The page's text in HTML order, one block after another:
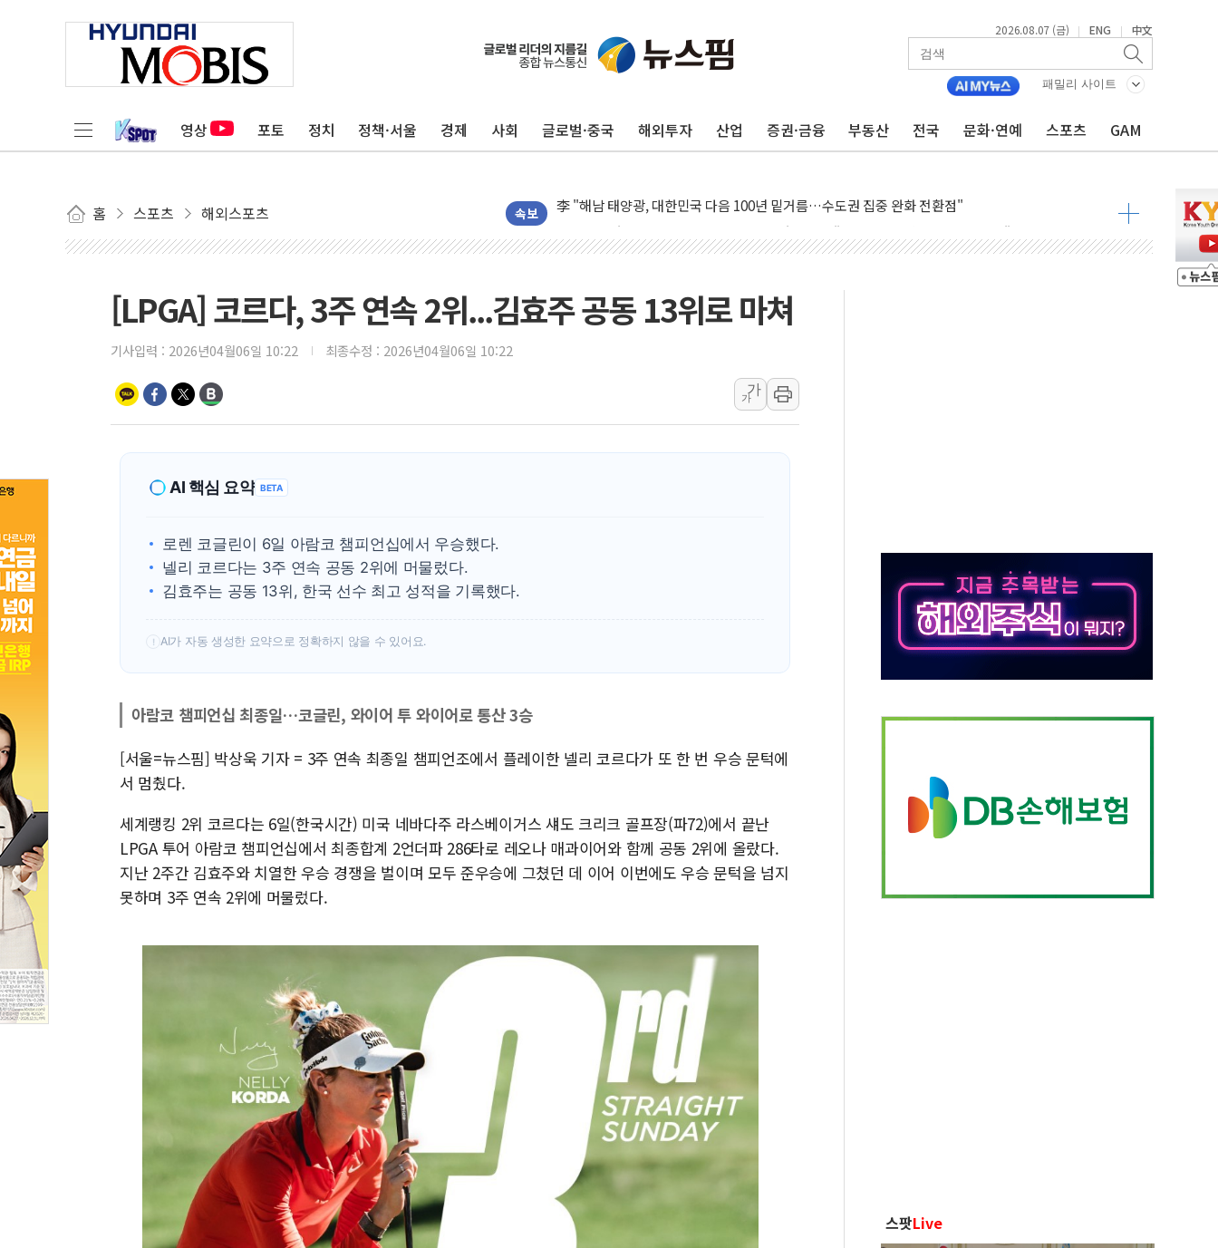
2026.08.07 (금) | ENG | 中文
패밀리 사이트
영상 포토 정치 정책·서울 경제 사회 글로벌·중국 해외투자 산업 증권·금융 부동산 전국 문화·연예 스포츠 GAM
홈 스포츠 해외스포츠 속보
뉴욕증시 개장 전 특징주...아틀라시안·클라우드플레어·태양광주↑ VS 트레이드데스크·웬디스↓
트럼프 "금리 내려야"…파월 때와 달리 워시엔 톤 낮춰
특정 정치인 측근 포항시 정책특보 내정설...포항시 '시끌'
李 대통령, '6시간 마라톤 부동산 2차 회의' 주재… "전폭적 공급 확대·속도전 총력"
트럼프, 中 겨냥 폴리실리콘 관세 15% 부과…美 태양광주 급등
이란와이어 "이란 최고지도자 위독…곧 사망해도 놀랍지 않아"
남동발전, 해남군에 국내 최대 규모 400MW 태양광 착공…여의도 1.6배 규모
황희 '폐버스 청년주택' SNS 글 역풍에 "정부정책 아냐" 해명
폭염 누그러지고 가뭄 숙지나...경북동해안권 8~9일 최대 100mm 호우
사우디·튀르키예·파키스탄, '공동방위협정' 체결… 수니파 국가들의 새 안보 협력 구도
신길동 신축도 3.3㎡당 7250만원…써밋 클라비온 59㎡ 18억원대
[베트남 증시] 유동성 부진 지속, 강보합 마감...석유·가스주 올랐지만 빈그룹이 상쇄
'찜통더위'에 전력수요 역대 최고치 경신…한낮 총수요 104.3GW 기록
[LPGA] 코르다, 3주 연속 2위...김효주 공동 13위로 마쳐
기사입력 : 2026년04월06일 10:22 최종수정 : 2026년04월06일 10:22
가
가
AI 핵심 요약 BETA
로렌 코글린이 6일 아람코 챔피언십에서 우승했다.
넬리 코르다는 3주 연속 공동 2위에 머물렀다.
김효주는 공동 13위, 한국 선수 최고 성적을 기록했다.
! AI가 자동 생성한 요약으로 정확하지 않을 수 있어요.
아람코 챔피언십 최종일…코글린, 와이어 투 와이어로 통산 3승
[서울=뉴스핌] 박상욱 기자 = 3주 연속 최종일 챔피언조에서 플레이한 넬리 코르다가 또 한 번 우승 문턱에
서 멈췄다.
세계랭킹 2위 코르다는 6일(한국시간) 미국 네바다주 라스베이거스 섀도 크리크 골프장(파72)에서 끝난
LPGA 투어 아람코 챔피언십에서 최종합계 2언더파 286타로 레오나 매과이어와 함께 공동 2위에 올랐다.
지난 2주간 김효주와 치열한 우승 경쟁을 벌이며 모두 준우승에 그쳤던 데 이어 이번에도 우승 문턱을 넘지
못하며 3주 연속 2위에 머물렀다.
스팟Live